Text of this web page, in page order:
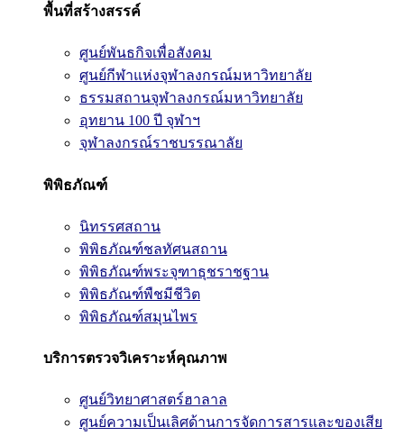
พื้นที่สร้างสรรค์
ศูนย์พันธกิจเพื่อสังคม
ศูนย์กีฬาแห่งจุฬาลงกรณ์มหาวิทยาลัย
ธรรมสถานจุฬาลงกรณ์มหาวิทยาลัย
อุทยาน 100 ปี จุฬาฯ
จุฬาลงกรณ์ราชบรรณาลัย
พิพิธภัณฑ์
นิทรรศสถาน
พิพิธภัณฑ์ชลทัศนสถาน
พิพิธภัณฑ์พระจุฑาธุชราชฐาน
พิพิธภัณฑ์พืชมีชีวิต
พิพิธภัณฑ์สมุนไพร
บริการตรวจวิเคราะห์คุณภาพ
ศูนย์วิทยาศาสตร์ฮาลาล
ศูนย์ความเป็นเลิศด้านการจัดการสารและของเสีย